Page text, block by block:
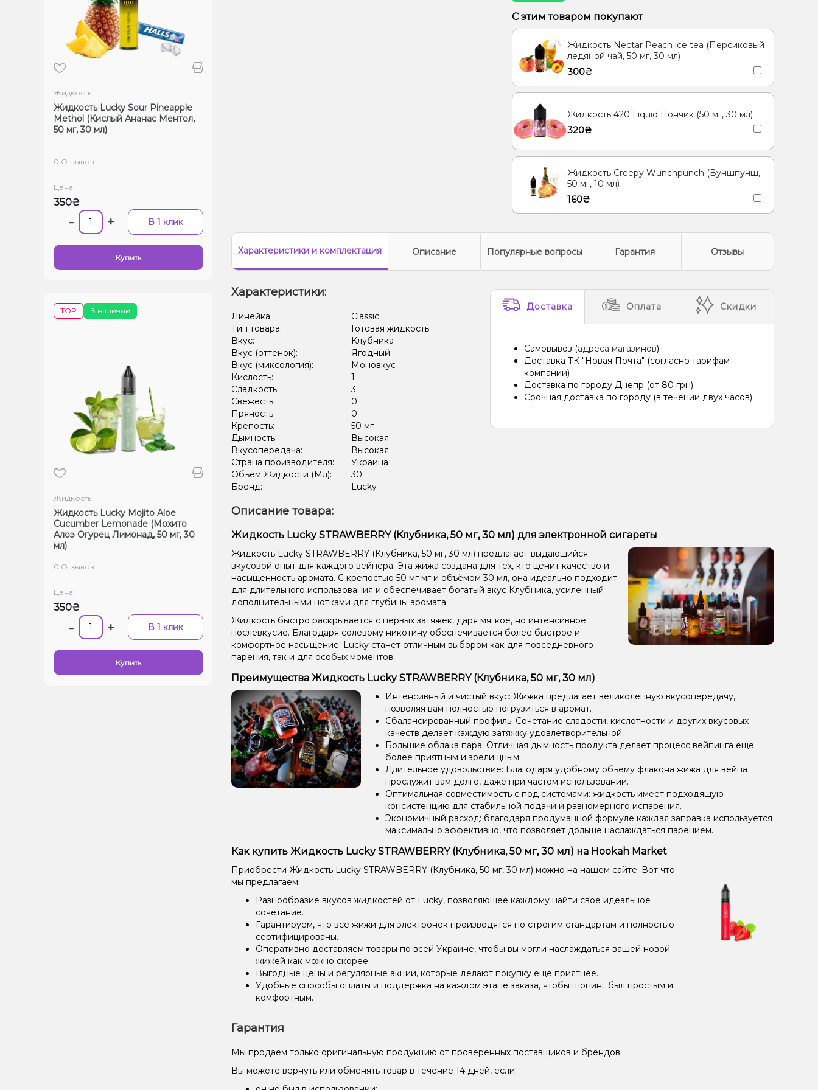
Жидкость
Жидкость Lucky Sour Pineapple
Methol (Кислый Ананас Ментол,
50 мг, 30 мл)
0 Отзывов
Цена:
350₴
- + В 1 клик
Купить
В наличии
TOP
Жидкость
Жидкость Lucky Mojito Aloe
Cucumber Lemonade (Мохито
Алоэ Огурец Лимонад, 50 мг, 30
мл)
0 Отзывов
Цена:
350₴
- + В 1 клик
Купить
Ананас, Ментол/Эвкалипт
Гуава, Кактус, Киви
С этим товаром покупают
Жидкость Nectar Peach ice tea (Персиковый
ледяной чай, 50 мг, 30 мл)
300₴
Жидкость 420 Liquid Пончик (50 мг, 30 мл)
320₴
Жидкость Creepy Wunchpunch (Вуншпунш,
50 мг, 10 мл)
160₴
Характеристикии комплектация Описание Популярные вопросы Гарантия Отзывы
Характеристики:
Линейка:
Classic
Тип товара:
Готовая жидкость
Вкус:
Клубника
Вкус (оттенок):
Ягодный
Вкус (миксология):
Моновкус
Кислость:
1
Сладкость:
3
Свежесть:
0
Пряность:
0
Крепость:
50 мг
Дымность:
Высокая
Вкусопередача:
Высокая
Страна производителя:
Украина
Объем Жидкости (Мл):
30
Бренд:
Lucky
Доставка Оплата Скидки
Самовывоз (адреса магазинов)
Доставка ТК "Новая Почта" (согласно тарифам
компании)
Доставка по городу Днепр (от 80 грн)
Срочная доставка по городу (в течении двух часов)
Описание товара:
Жидкость Lucky STRAWBERRY (Клубника, 50 мг, 30 мл) для электронной сигареты
Жидкость Lucky STRAWBERRY (Клубника, 50 мг, 30 мл) предлагает выдающийся
вкусовой опыт для каждого вейпера. Эта жижа создана для тех, кто ценит качество и
насыщенность аромата. С крепостью 50 мг мг и объёмом 30 мл, она идеально подходит
для длительного использования и обеспечивает богатый вкус Клубника, усиленный
дополнительными нотками для глубины аромата.
Жидкость быстро раскрывается с первых затяжек, даря мягкое, но интенсивное
послевкусие. Благодаря солевому никотину обеспечивается более быстрое и
комфортное насыщение. Lucky станет отличным выбором как для повседневного
парения, так и для особых моментов.
Преимущества Жидкость Lucky STRAWBERRY (Клубника, 50 мг, 30 мл)
Интенсивный и чистый вкус: Жижка предлагает великолепную вкусопередачу,
позволяя вам полностью погрузиться в аромат.
Сбалансированный профиль: Сочетание сладости, кислотности и других вкусовых
качеств делает каждую затяжку удовлетворительной.
Большие облака пара: Отличная дымность продукта делает процесс вейпинга еще
более приятным и зрелищным.
Длительное удовольствие: Благодаря удобному объему флакона жижа для вейпа
прослужит вам долго, даже при частом использовании.
Оптимальная совместимость с под системами: жидкость имеет подходящую
консистенцию для стабильной подачи и равномерного испарения.
Экономичный расход: благодаря продуманной формуле каждая заправка используется
максимально эффективно, что позволяет дольше наслаждаться парением.
Как купить Жидкость Lucky STRAWBERRY (Клубника, 50 мг, 30 мл) на Hookah Market
Приобрести Жидкость Lucky STRAWBERRY (Клубника, 50 мг, 30 мл) можно на нашем сайте. Вот что
мы предлагаем:
Разнообразие вкусов жидкостей от Lucky, позволяющее каждому найти свое идеальное
сочетание.
Гарантируем, что все жижи для электронок производятся по строгим стандартам и полностью
сертифицированы.
Оперативно доставляем товары по всей Украине, чтобы вы могли наслаждаться вашей новой
жижей как можно скорее.
Выгодные цены и регулярные акции, которые делают покупку ещё приятнее.
Удобные способы оплаты и поддержка на каждом этапе заказа, чтобы шопинг был простым и
комфортным.
Гарантия
Мы продаем только оригинальную продукцию от проверенных поставщиков и брендов.
Вы можете вернуть или обменять товар в течение 14 дней, если: